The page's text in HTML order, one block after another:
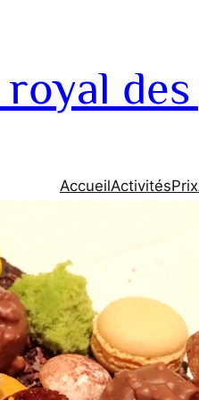
AccueilActivitésPrix